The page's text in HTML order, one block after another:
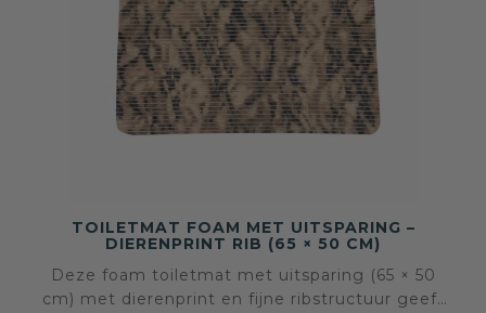
TOILETMAT FOAM MET UITSPARING –
DIERENPRINT RIB (65 × 50 CM)
Deze foam toiletmat met uitsparing (65 × 50
cm) met dierenprint en fijne ribstructuur geeft